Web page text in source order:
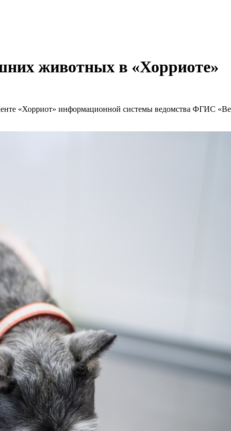
животных в «Хорриоте»
«Хорриот» информационной системы ведомства ФГИС